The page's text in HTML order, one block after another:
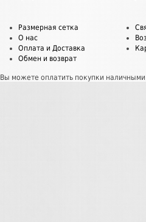
Размерная сетка
О нас
Оплата и Доставка
Обмен и возврат
Вы можете оплатить покупки